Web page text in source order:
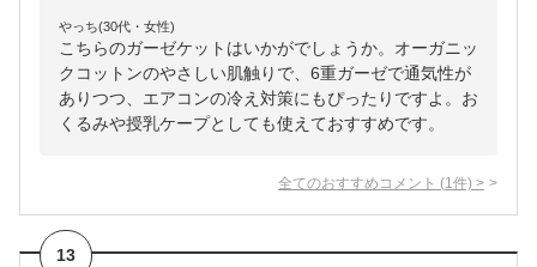
やっち(30代・女性)
こちらのガーゼケットはいかがでしょうか。オーガニッ
クコットンのやさしい肌触りで、6重ガーゼで通気性が
ありつつ、エアコンの冷え対策にもぴったりですよ。お
くるみや授乳ケープとしても使えておすすめです。
全てのおすすめコメント (1 件) >
13